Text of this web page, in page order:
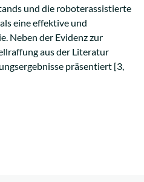
und die roboterassistierte
eine effektive und
Neben der Evidenz zur
aus der Literatur
präsentiert [3,